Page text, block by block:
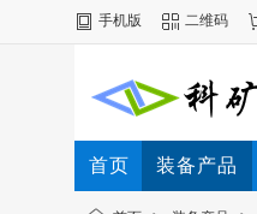
手机版 二维码
首页 装备产品